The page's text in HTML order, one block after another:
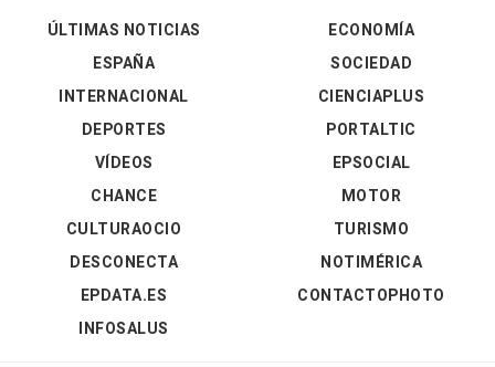
ÚLTIMAS NOTICIAS
ESPAÑA
INTERNACIONAL
DEPORTES
VÍDEOS
ECONOMÍA
SOCIEDAD
CIENCIAPLUS
PORTALTIC
EPSOCIAL
CHANCE
CULTURAOCIO
DESCONECTA
EPDATA.ES
INFOSALUS
MOTOR
TURISMO
NOTIMÉRICA
CONTACTOPHOTO